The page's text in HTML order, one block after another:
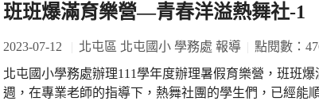
不輸給外面的戲水池，相信這次玩水趣活動可以給孩子
是經過思考與工具材料挑選，試圖想營造出水樂園的模
開心模樣，還有許多家長的正向回饋，感受到水樂園帶
該是這樣，這一切真好。」
班班爆滿育樂營—青春洋溢熱舞社-1
2023-07-12 北屯區 北屯國小 學務處 報導 點閱數：
北屯國小學務處辦理111學年度辦理暑假育樂營，班班
週，在專業老師的指導下，熱舞社團的學生們，已經能